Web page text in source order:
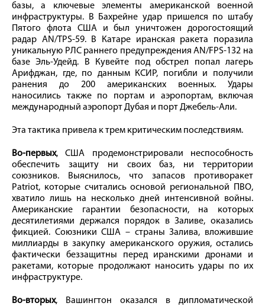
базы, а ключевые элементы американской военной
инфраструктуры. В Бахрейне удар пришелся по штабу
Пятого флота США и был уничтожен дорогостоящий
радар AN/TPS-59. В Катаре иранская ракета поразила
уникальную РЛС раннего предупреждения AN/FPS-132 на
базе Эль-Удейд. В Кувейте под обстрел попал лагерь
Арифджан, где, по данным КСИР, погибли и получили
ранения до 200 американских военных. Удары
наносились также по портам и аэропортам, включая
международный аэропорт Дубая и порт Джебель-Али.
Эта тактика привела к трем критическим последствиям.
Во-первых, США продемонстрировали неспособность
обеспечить защиту ни своих баз, ни территории
союзников. Выяснилось, что запасов противоракет
Patriot, которые считались основой региональной ПВО,
хватило лишь на несколько дней интенсивной войны.
Американские гарантии безопасности, на которых
десятилетиями держался порядок в Заливе, оказались
фикцией. Союзники США – страны Залива, вложившие
миллиарды в закупку американского оружия, остались
фактически беззащитны перед иранскими дронами и
ракетами, которые продолжают наносить удары по их
инфраструктуре.
Во-вторых, Вашингтон оказался в дипломатической